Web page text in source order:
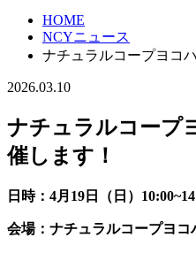
HOME
NCYニュース
ナチュラルコープヨコ
2026.03.10
ナチュラルコープ
催します！
日時：4月19日（日）
会場：ナチュラルコープヨコ